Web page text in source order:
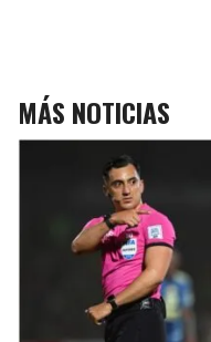
MÁS NOTICIAS